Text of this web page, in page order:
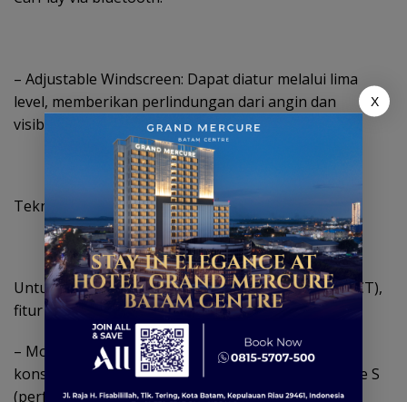
– Adjustable Windscreen: Dapat diatur melalui lima
level, memberikan perlindungan dari angin dan
visibilitas optimal saat perjalanan jauh.
Teknologi DCT untuk Kenyamanan Maksimal
Untuk model dengan Dual Clutch Transmission (DCT),
fitur ini semakin disempurnakan:
– Mode DCT: Tersedia Mode D (keseimbangan
konsumsi bahan bakar dan kenyamanan) dan Mode S
(performa sport), melengkapi mode Manual
X